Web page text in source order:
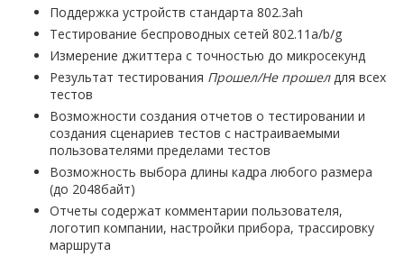
Поддержка устройств стандарта 802.3ah
Тестирование беспроводных сетей 802.11a/b/g
Измерение джиттера с точностью до микросекунд
Результат тестирования Прошел/Не прошелдля всех
тестов
Возможности создания отчетов о тестировании и
создания сценариев тестов с настраиваемыми
пользователями пределами тестов
Возможность выбора длины кадра любого размера
(до 2048байт)
Отчеты содержат комментарии пользователя,
логотип компании, настройки прибора, трассировку
маршрута